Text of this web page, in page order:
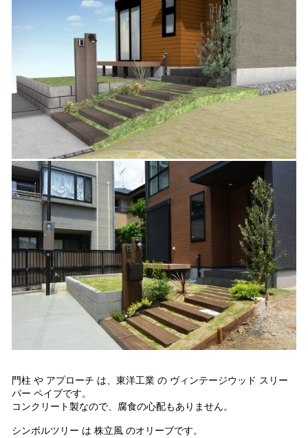
門柱 や アプローチ は、東洋工業 の ヴィンテージウッド スリー
パー ペイブです。
コンクリート製なので、腐食の心配もありません。
シンボルツリー は 株立風 のオリーブです。